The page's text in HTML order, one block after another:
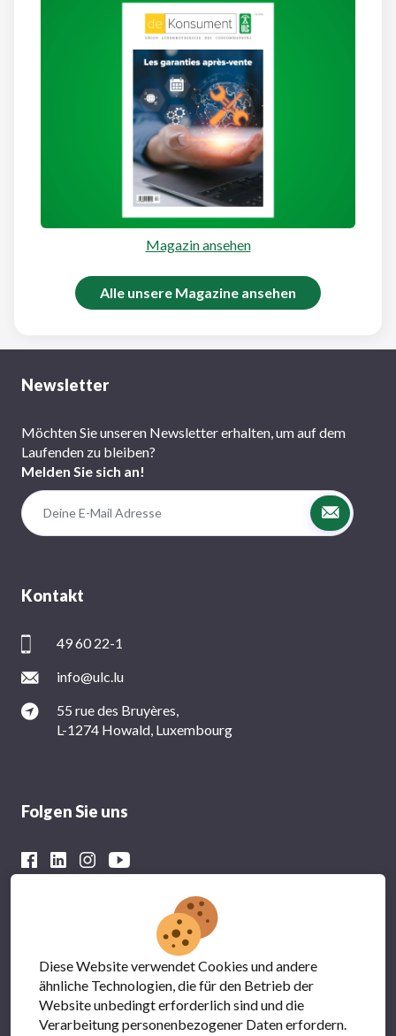
Magazin ansehen
Alle unsere Magazine ansehen
Newsletter
Möchten Sie unseren Newsletter erhalten, um auf dem
Laufenden zu bleiben?
Melden Sie sich an!
Kontakt
49 60 22-1
info@ulc.lu
55 rue des Bruyères,
L-1274 Howald, Luxembourg
Folgen Sie uns
Mit der finanziellen Unterstützung von
Diese Website verwendet Cookies und andere
ähnliche Technologien, die für den Betrieb der
Website unbedingt erforderlich sind und die
Verarbeitung personenbezogener Daten erfordern.